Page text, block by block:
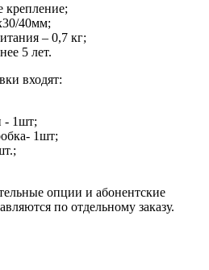
крепление;
40мм;
– 0,7 кг;
5 лет.
входят:
- 1шт;
1шт;
опции и абонентские
по отдельному заказу.